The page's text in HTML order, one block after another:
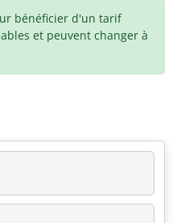
bénéficier d'un tarif
et peuvent changer à